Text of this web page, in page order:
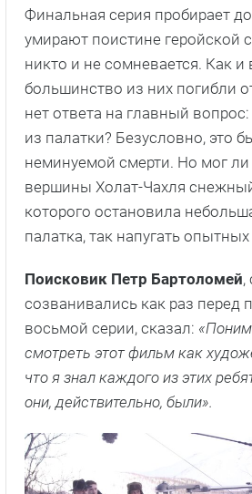
Финальная серия пробирает
умирают поистине геройской
никто и не сомневается. Как и
большинство из них погибли
нет ответа на главный
из палатки? Безусловно, это
неминуемой смерти. Но мог
вершины Холат-Чахля
которого остановила
палатка, так напугать
Поисковик Петр Бартоломей,
созванивались как раз перед
восьмой серии, сказал:
смотреть этот фильм как
что я знал каждого из этих
они, действительно, были».